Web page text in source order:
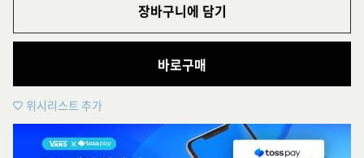
장바구니에 담기
바로구매
위시리스트 추가